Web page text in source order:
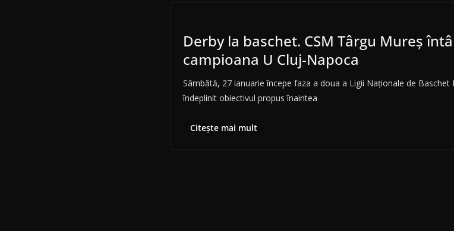
Derby la baschet. CSM Târgu Mureș
campioana U Cluj-Napoca
Sâmbătă, 27 ianuarie începe faza a doua a Ligii Naționale de Baschet
îndeplinit obiectivul propus înaintea
Citește mai mult